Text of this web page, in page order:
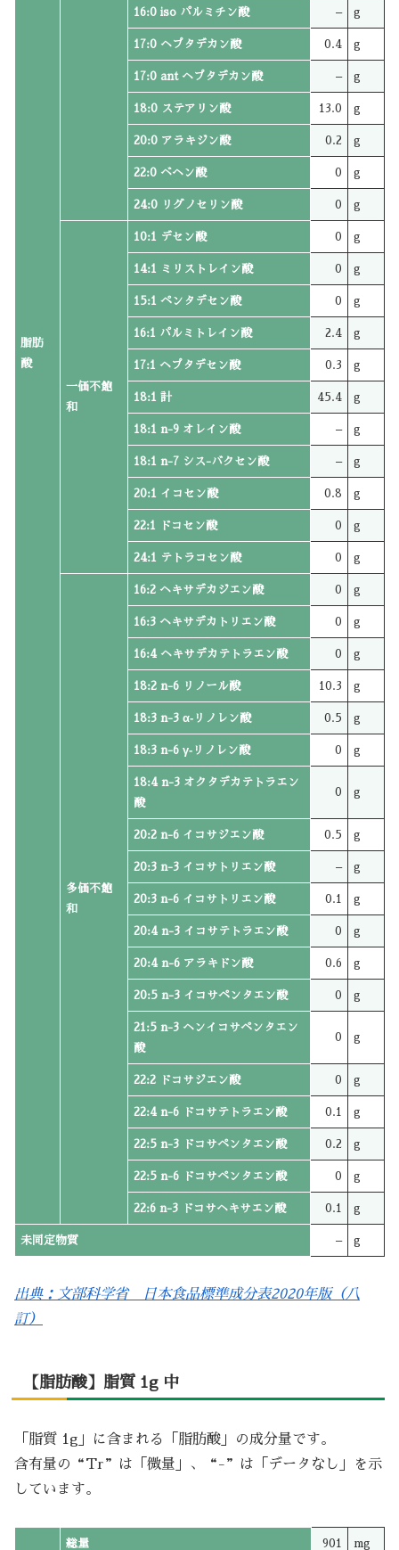
脂肪
酸
16:0 iso パルミチン酸 – g
17:0 ヘプタデカン酸 0.4 g
17:0 ant ヘプタデカン酸 – g
18:0 ステアリン酸 13.0 g
20:0 アラキジン酸 0.2 g
22:0 ベヘン酸 0 g
24:0 リグノセリン酸 0 g
一価不飽
和
10:1 デセン酸 0 g
14:1 ミリストレイン酸 0 g
15:1 ペンタデセン酸 0 g
16:1 パルミトレイン酸 2.4 g
17:1 ヘプタデセン酸 0.3 g
18:1 計 45.4 g
18:1 n-9 オレイン酸 – g
18:1 n-7 シス-バクセン酸 – g
20:1 イコセン酸 0.8 g
22:1 ドコセン酸 0 g
24:1 テトラコセン酸 0 g
多価不飽
和
16:2 ヘキサデカジエン酸 0 g
16:3 ヘキサデカトリエン酸 0 g
16:4 ヘキサデカテトラエン酸 0 g
18:2 n-6 リノール酸 10.3 g
18:3 n-3 α‐リノレン酸 0.5 g
18:3 n-6 γ‐リノレン酸 0 g
18:4 n-3 オクタデカテトラエン
酸
0 g
20:2 n-6 イコサジエン酸 0.5 g
20:3 n-3 イコサトリエン酸 – g
20:3 n-6 イコサトリエン酸 0.1 g
20:4 n-3 イコサテトラエン酸 0 g
20:4 n-6 アラキドン酸 0.6 g
20:5 n-3 イコサペンタエン酸 0 g
21:5 n-3 ヘンイコサペンタエン
酸
0 g
22:2 ドコサジエン酸 0 g
22:4 n-6 ドコサテトラエン酸 0.1 g
22:5 n-3 ドコサペンタエン酸 0.2 g
22:5 n-6 ドコサペンタエン酸 0 g
22:6 n-3 ドコサヘキサエン酸 0.1 g
未同定物質 – g
出典：文部科学省 日本食品標準成分表2020年版（八
訂）
【脂肪酸】脂質 1g 中
「脂質 1g」に含まれる「脂肪酸」の成分量です。
含有量の“Tr”は「微量」、“-”は「データなし」を示
しています。
総量 901 mg